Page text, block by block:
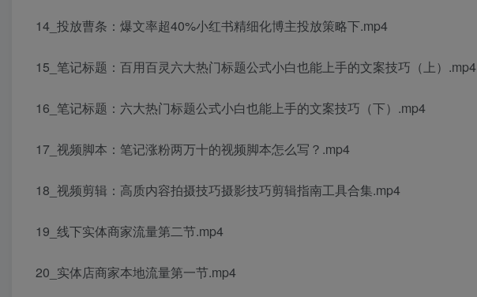
14_投放曹条：爆文率超40%小红书精细化博主投放策略下.mp4
15_笔记标题：百用百灵六大热门标题公式小白也能上手的文案技巧（上）.mp4
16_笔记标题：六大热门标题公式小白也能上手的文案技巧（下）.mp4
17_视频脚本：笔记涨粉两万十的视频脚本怎么写？.mp4
18_视频剪辑：高质内容拍摄技巧摄影技巧剪辑指南工具合集.mp4
19_线下实体商家流量第二节.mp4
20_实体店商家本地流量第一节.mp4